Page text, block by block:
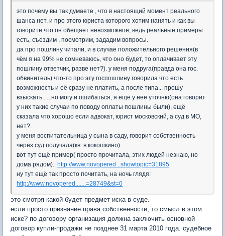
это почему вы так думаете , что в настоящий момент реального
шанса нет, и про этого юриста которого хотим нанять и как вы
говорите что он обещает невозможное, ведь реальные примеры
есть, съездим , посмотрим, зададим вопросы.
да про пошлину читали, и в случае положительного решения(в
чём я на 99% не сомневаюсь, что оно будет, то оплачивает эту
пошлину ответчик, разве нет?). у меня подруга(правда она гос.
обвинитель) что-то про эту госпошлину говорила что есть
возможность и её сразу не платить, а после типа... прошу
взыскать ..., но могу и ошибаться, я ещё у неё уточню(она говорит
у них такие случаи по поводу оплаты пошлины были), ещё
сказала что хорошо если адвокат, юрист московский, а суд в МО,
нет?.
у меня воспитательница у сына в саду, говорит собственность
через суд получала(кв. в кокошкино).
вот тут ещё пример( просто прочитала, этих людей незнаю, но
дома рядом).: http://www.novopered...showtopic=31895
ну тут ещё так просто почитать, на ночь глядя:
http://www.novopered.......=28749&st=0
это смотря какой будет предмет иска в суде.
если просто признание права собственности, то смысл в этом
иске? по договору организация должна заключить основной
договор купли-продажи не позднее 31 марта 2010 года. судебное